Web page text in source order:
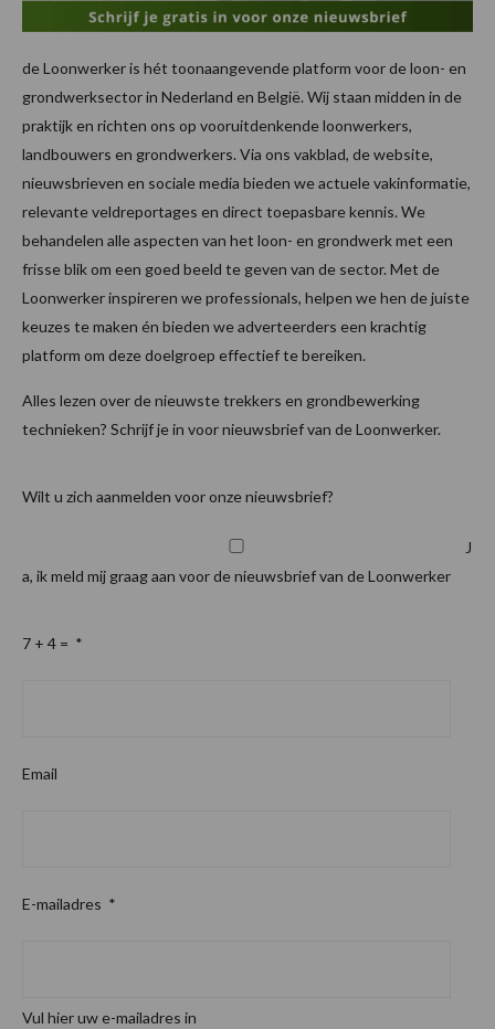
de Loonwerker is hét toonaangevende platform voor de loon- en
grondwerksector in Nederland en België. Wij staan midden in de
praktijk en richten ons op vooruitdenkende loonwerkers,
landbouwers en grondwerkers. Via ons vakblad, de website,
nieuwsbrieven en sociale media bieden we actuele vakinformatie,
relevante veldreportages en direct toepasbare kennis. We
behandelen alle aspecten van het loon- en grondwerk met een
frisse blik om een goed beeld te geven van de sector. Met de
Loonwerker inspireren we professionals, helpen we hen de juiste
keuzes te maken én bieden we adverteerders een krachtig
platform om deze doelgroep effectief te bereiken.
Alles lezen over de nieuwste trekkers en grondbewerking
technieken? Schrijf je in voor nieuwsbrief van de Loonwerker.
Wilt u zich aanmelden voor onze nieuwsbrief?
J
a, ik meld mij graag aan voor de nieuwsbrief van de Loonwerker
7 + 4 = *
Email
E-mailadres *
Vul hier uw e-mailadres in